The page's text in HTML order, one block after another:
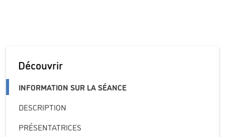
Découvrir
INFORMATION SUR LA SÉANCE
DESCRIPTION
PRÉSENTATRICES